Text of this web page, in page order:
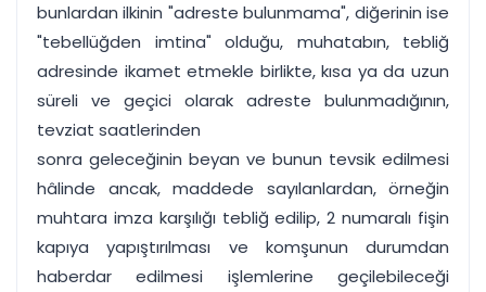
bunlardan ilkinin "adreste bulunmama", diğerinin ise
"tebellüğden imtina" olduğu, muhatabın, tebliğ
adresinde ikamet etmekle birlikte, kısa ya da uzun
süreli ve geçici olarak adreste bulunmadığının,
tevziat saatlerinden
sonra geleceğinin beyan ve bunun tevsik edilmesi
hâlinde ancak, maddede sayılanlardan, örneğin
muhtara imza karşılığı tebliğ edilip, 2 numaralı fişin
kapıya yapıştırılması ve komşunun durumdan
haberdar edilmesi işlemlerine geçilebileceği